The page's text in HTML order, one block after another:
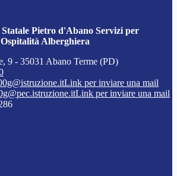
Pietro d'Abano Servizi per
Alberghiera
9 - 35031 Abano Terme (PD)
Link per inviare una mail
Link per inviare una mail